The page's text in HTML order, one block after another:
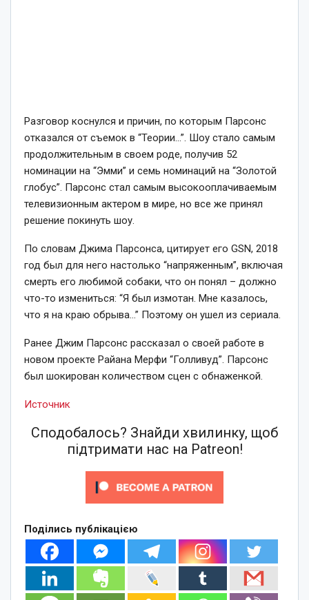
Разговор коснулся и причин, по которым Парсонс
отказался от съемок в “Теории…”. Шоу стало самым
продолжительным в своем роде, получив 52
номинации на “Эмми” и семь номинаций на “Золотой
глобус”. Парсонс стал самым высокооплачиваемым
телевизионным актером в мире, но все же принял
решение покинуть шоу.
По словам Джима Парсонса, цитирует его GSN, 2018
год был для него настолько “напряженным”, включая
смерть его любимой собаки, что он понял – должно
что-то измениться: “Я был измотан. Мне казалось,
что я на краю обрыва…” Поэтому он ушел из сериала.
Ранее Джим Парсонс рассказал о своей работе в
новом проекте Райана Мерфи “Голливуд”. Парсонс
был шокирован количеством сцен с обнаженкой.
Источник
Сподобалось? Знайди хвилинку, щоб
підтримати нас на Patreon!
Поділись публікацією